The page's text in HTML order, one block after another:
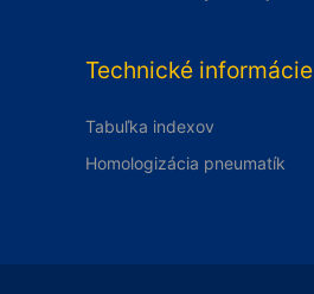
Technické informácie
Tabuľka indexov
Homologizácia pneumatík